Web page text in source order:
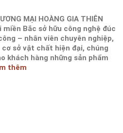
MẠI HOÀNG GIA THIÊN
Bắc sở hữu công nghệ đúc
– nhân viên chuyên nghiệp,
sở vật chất hiện đại, chúng
khách hàng những sản phẩm
thêm